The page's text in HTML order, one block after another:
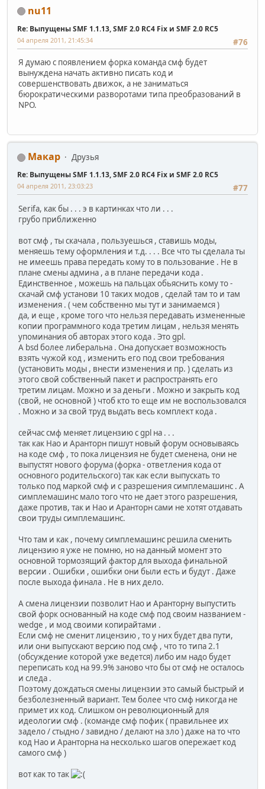
nu11
Re: Выпущены SMF 1.1.13, SMF 2.0 RC4 Fix и SMF 2.0 RC5
#76
04 апреля 2011, 21:45:34
Я думаю с появлением форка команда смф будет
вынуждена начать активно писать код и
совершенствовать движок, а не заниматься
бюрократическими разворотами типа преобразований в
NPO.
Макар Друзья
Re: Выпущены SMF 1.1.13, SMF 2.0 RC4 Fix и SMF 2.0 RC5
#77
04 апреля 2011, 23:03:23
Serifa, как бы . . . э в картинках что ли . . .
грубо приближенно
вот смф , ты скачала , пользуешься , ставишь моды,
меняешь тему оформления и т.д. . . . Все что ты сделала ты
не имеешь права передать кому то в пользование . Не в
плане смены админа , а в плане передачи кода .
Единственное , можешь на пальцах обьяснить кому то -
скачай смф установи 10 таких модов , сделай там то и там
изменения . ( чем собственно мы тут и занимаемся )
да, и еще , кроме того что нельзя передавать измененные
копии программного кода третим лицам , нельзя менять
упоминания об авторах этого кода . Это gpl.
А bsd более либеральна . Она допускает возможность
взять чужой код , изменить его под свои требования
(установить моды , внести изменения и пр. ) сделать из
этого свой собственный пакет и распространять его
третим лицам. Можно и за деньги . Можно и закрыть код
(свой, не основной ) чтоб кто то еще им не воспользовался
. Можно и за свой труд выдать весь комплект кода .
сейчас смф меняет лицензию с gpl на . . .
так как Нао и Аранторн пишут новый форум основываясь
на коде смф , то пока лицензия не будет сменена, они не
выпустят нового форума (форка - ответления кода от
основного родительского) так как если выпускать то
только под маркой смф и с разрешения симплемашинс . А
симплемашинс мало того что не дает этого разрешения,
даже против, так и Нао и Аранторн сами не хотят отдавать
свои труды симплемашинс.
Что там и как , почему симплемашинс решила сменить
лицензию я уже не помню, но на данный момент это
основной тормозящий фактор для выхода финальной
версии . Ошибки , ошибки они были есть и будут . Даже
после выхода финала . Не в них дело.
А смена лицензии позволит Нао и Аранторну выпустить
свой форк основанный на коде смф под своим названием -
wedge , и мод своими копирайтами .
Если смф не сменит лицензию , то у них будет два пути,
или они выпускают версию под смф , что то типа 2.1
(обсуждение которой уже ведется) либо им надо будет
переписать код на 99.9% заново что бы от смф не осталось
и следа .
Поэтому дождаться смены лицензии это самый быстрый и
безболезненный вариант. Тем более что смф никогда не
примет их код. Слишком он революционный для
идеологии смф . (команде смф пофик ( правильнее их
задело / стыдно / завидно / делают на зло ) даже на то что
код Нао и Аранторна на несколько шагов опережает код
самого смф )
вот как то так